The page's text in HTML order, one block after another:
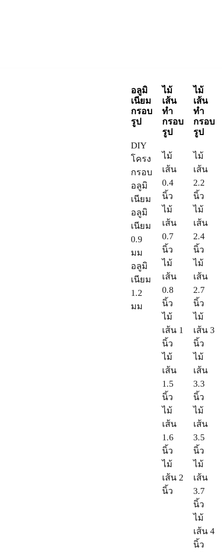
อลูมิ
เนียม
กรอบ
รูป
DIY
โครง
กรอบ
อลูมิ
เนียม
อลูมิ
เนียม
0.9
มม
อลูมิ
เนียม
1.2
มม
ไม้
เส้น
ทำ
กรอบ
รูป
ไม้
เส้น
0.4
นิ้ว
ไม้
เส้น
0.7
นิ้ว
ไม้
เส้น
0.8
นิ้ว
ไม้
เส้น 1
นิ้ว
ไม้
เส้น
1.5
นิ้ว
ไม้
เส้น
1.6
นิ้ว
ไม้
เส้น 2
นิ้ว
ไม้
เส้น
ทำ
กรอบ
รูป
ไม้
เส้น
2.2
นิ้ว
ไม้
เส้น
2.4
นิ้ว
ไม้
เส้น
2.7
นิ้ว
ไม้
เส้น 3
นิ้ว
ไม้
เส้น
3.3
นิ้ว
ไม้
เส้น
3.5
นิ้ว
ไม้
เส้น
3.7
นิ้ว
ไม้
เส้น 4
นิ้ว